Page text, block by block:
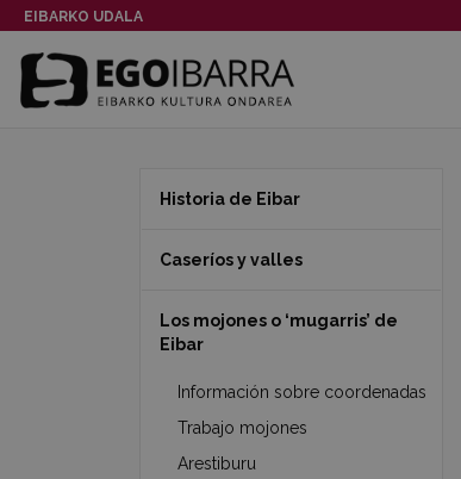
EIBARKO UDALA
Historia de Eibar
Caseríos y valles
Los mojones o ‘mugarris’ de
Eibar
Información sobre coordenadas
Trabajo mojones
Arestiburu